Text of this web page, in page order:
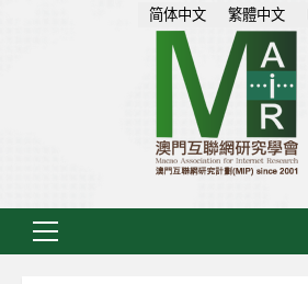
Primary
简体中文 繁體中文